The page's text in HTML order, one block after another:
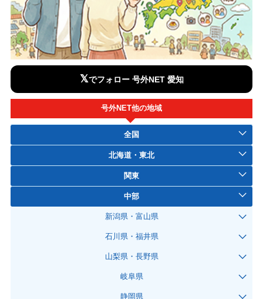
𝕏でフォロー 号外NET 愛知
号外NET他の地域
全国
北海道・東北
関東
中部
新潟県・富山県
石川県・福井県
山梨県・長野県
岐阜県
静岡県